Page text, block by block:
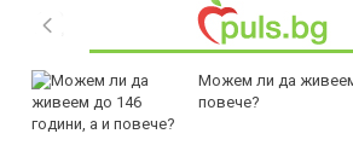
Можем ли да живеем
повече?